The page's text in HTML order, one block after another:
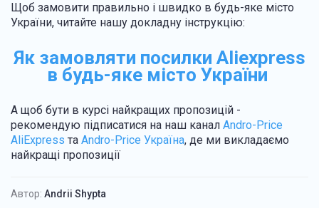
Щоб замовити правильно і швидко в будь-яке місто
України, читайте нашу докладну інструкцію:
Як замовляти посилки Aliexpress
в будь-яке місто України
А щоб бути в курсі найкращих пропозицій -
рекомендую підписатися на наш канал Andro-Price
AliExpress та Andro-Price Україна, де ми викладаємо
найкращі пропозиції
Автор: Andrii Shypta